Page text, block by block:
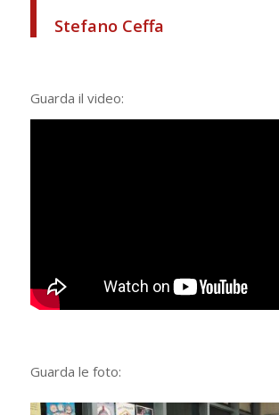
Stefano Ceffa
Guarda il video:
Guarda le foto: